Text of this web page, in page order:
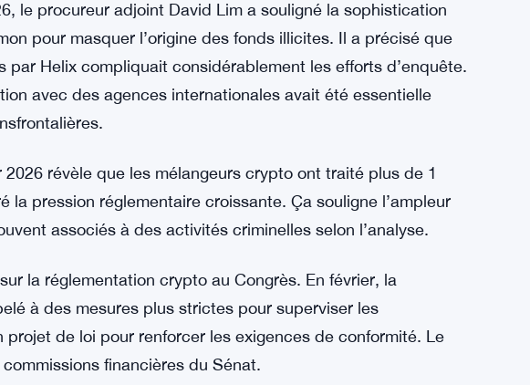
opérations de Harmon.
parole du DOJ : « Ces actions illustrent l’engagement
l’utilisation abusive des cryptomonnaies. » Il a ajouté
cruciale pour traquer et poursuivre les réseaux utilisant
le procureur adjoint David Lim a souligné la sophistication
pour masquer l’origine des fonds illicites. Il a précisé que
avec des agences internationales avait été essentielle
révèle que les mélangeurs crypto ont traité plus de 1